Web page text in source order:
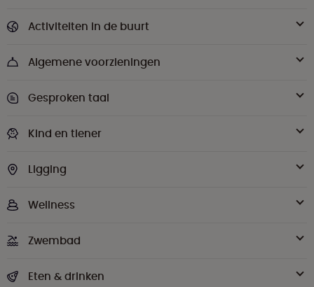
Activiteiten in de buurt
Algemene voorzieningen
Gesproken taal
Kind en tiener
Ligging
Wellness
Zwembad
Eten & drinken